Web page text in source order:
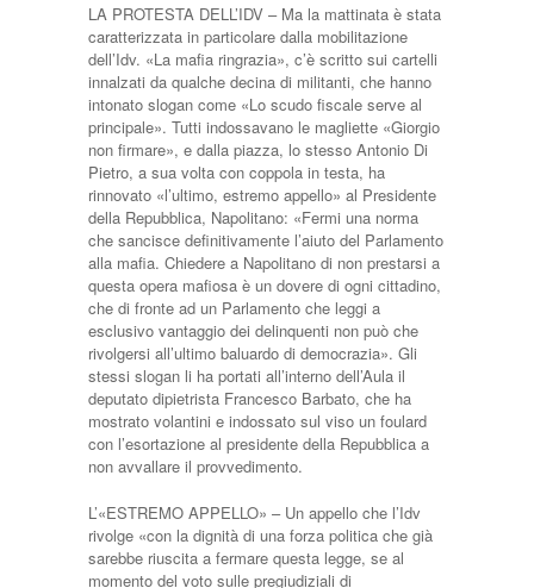
LA PROTESTA DELL’IDV – Ma la mattinata è stata
caratterizzata in particolare dalla mobilitazione
dell’Idv. «La mafia ringrazia», c’è scritto sui cartelli
innalzati da qualche decina di militanti, che hanno
intonato slogan come «Lo scudo fiscale serve al
principale». Tutti indossavano le magliette «Giorgio
non firmare», e dalla piazza, lo stesso Antonio Di
Pietro, a sua volta con coppola in testa, ha
rinnovato «l’ultimo, estremo appello» al Presidente
della Repubblica, Napolitano: «Fermi una norma
che sancisce definitivamente l’aiuto del Parlamento
alla mafia. Chiedere a Napolitano di non prestarsi a
questa opera mafiosa è un dovere di ogni cittadino,
che di fronte ad un Parlamento che leggi a
esclusivo vantaggio dei delinquenti non può che
rivolgersi all’ultimo baluardo di democrazia». Gli
stessi slogan li ha portati all’interno dell’Aula il
deputato dipietrista Francesco Barbato, che ha
mostrato volantini e indossato sul viso un foulard
con l’esortazione al presidente della Repubblica a
non avvallare il provvedimento.
L’«ESTREMO APPELLO» – Un appello che l’Idv
rivolge «con la dignità di una forza politica che già
sarebbe riuscita a fermare questa legge, se al
momento del voto sulle pregiudiziali di